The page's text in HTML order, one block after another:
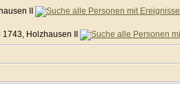
II
1743, Holzhausen II